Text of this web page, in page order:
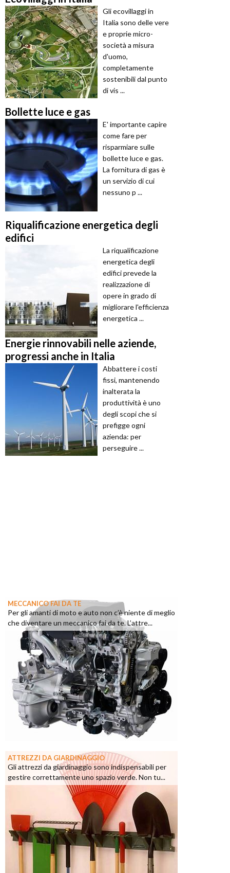
Gli ecovillaggi in
Italia sono delle vere
e proprie micro-
società a misura
d'uomo,
completamente
sostenibili dal punto
di vis ...
Bollette luce e gas
E' importante capire
come fare per
risparmiare sulle
bollette luce e gas.
La fornitura di gas è
un servizio di cui
nessuno p ...
Riqualificazione energetica degli
edifici
La riqualificazione
energetica degli
edifici prevede la
realizzazione di
opere in grado di
migliorare l'efficienza
energetica ...
Energie rinnovabili nelle aziende,
progressi anche in Italia
Abbattere i costi
fissi, mantenendo
inalterata la
produttività è uno
degli scopi che si
prefigge ogni
azienda: per
perseguire ...
MECCANICO FAI DA TE
Per gli amanti di moto e auto non c’è niente di meglio
che diventare un meccanico fai da te. L’attre...
ATTREZZI DA GIARDINAGGIO
Gli attrezzi da giardinaggio sono indispensabili per
gestire correttamente uno spazio verde. Non tu...